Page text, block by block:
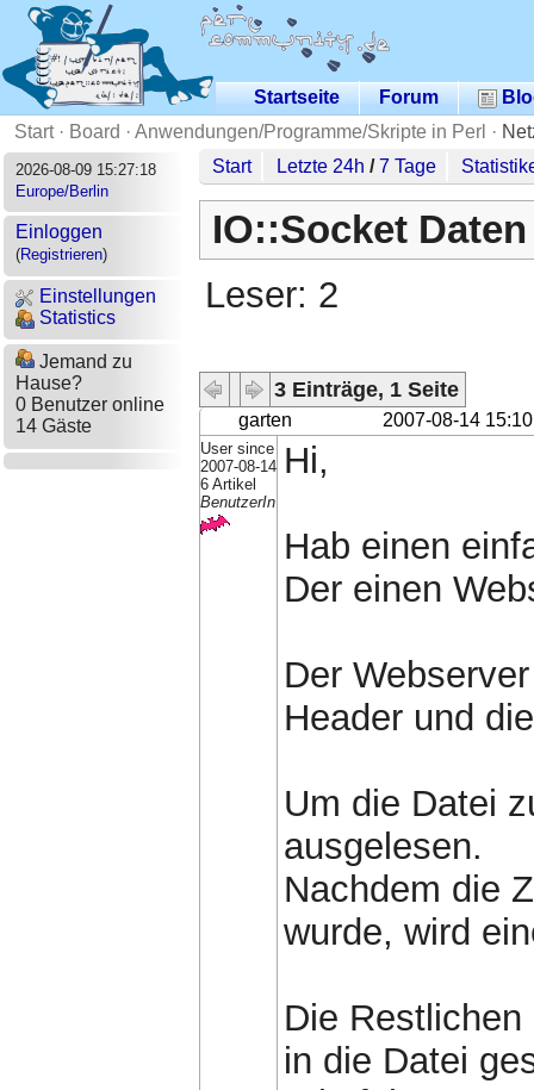
Startseite Forum
Start· Board · Anwendungen/Programme/Skripte in Perl ·
2026-08-09 15:27:18
Europe/Berlin
Einloggen
(Registrieren)
Einstellungen
Statistics
Jemand zu
Hause?
0 Benutzer online
14 Gäste
Start Letzte 24h /7 Tage
IO::Socket
Leser: 2
3 Einträge, 1 Seite
garten 2007-08-14 15:10
User since
2007-08-14
6 Artikel
BenutzerIn
Hi,
Hab einen
Der einen
Der
Header und
Um die Datei
ausgelesen.
Nachdem die
wurde, wird
Die
in die Datei